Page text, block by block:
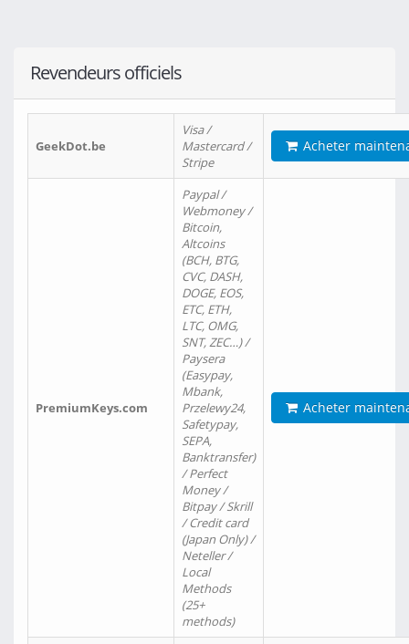
Revendeurs officiels
GeekDot.be
Visa /
Mastercard /
Stripe
Acheter
PremiumKeys.com
Paypal /
Webmoney /
Bitcoin,
Altcoins
(BCH, BTG,
CVC, DASH,
DOGE, EOS,
ETC, ETH,
LTC, OMG,
SNT, ZEC…) /
Paysera
(Easypay,
Mbank,
Przelewy24,
Safetypay,
SEPA,
Banktransfer)
/ Perfect
Money /
Bitpay / Skrill
/ Credit card
(Japan Only) /
Neteller /
Local
Methods
(25+
methods)
Acheter